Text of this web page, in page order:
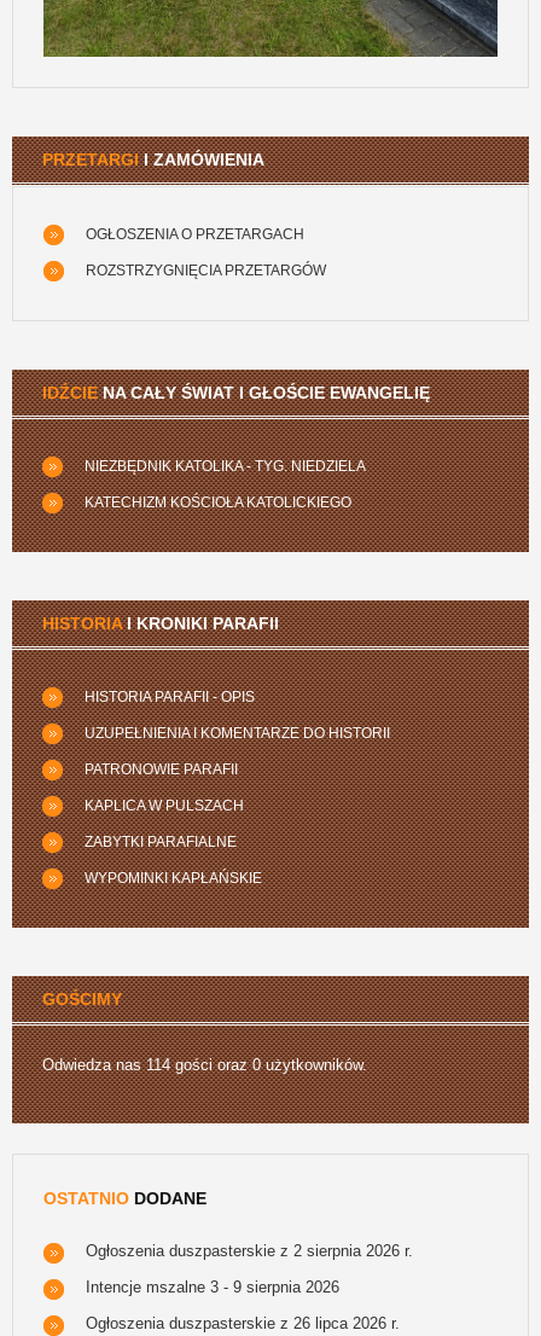
PRZETARGII ZAMÓWIENIA
OGŁOSZENIA O PRZETARGACH
ROZSTRZYGNIĘCIA PRZETARGÓW
IDŹCIENA CAŁY ŚWIAT I GŁOŚCIE EWANGELIĘ
NIEZBĘDNIK KATOLIKA - TYG. NIEDZIELA
KATECHIZM KOŚCIOŁA KATOLICKIEGO
HISTORIAI KRONIKI PARAFII
HISTORIA PARAFII - OPIS
UZUPEŁNIENIA I KOMENTARZE DO HISTORII
PATRONOWIE PARAFII
KAPLICA W PULSZACH
ZABYTKI PARAFIALNE
WYPOMINKI KAPŁAŃSKIE
GOŚCIMY
Odwiedza nas 114 gości oraz 0 użytkowników.
OSTATNIO DODANE
Ogłoszenia duszpasterskie z 2 sierpnia 2026 r.
Intencje mszalne 3 - 9 sierpnia 2026
Ogłoszenia duszpasterskie z 26 lipca 2026 r.